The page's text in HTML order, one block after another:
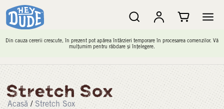
Din cauza cererii crescute, în prezent pot apărea întârzieri temporare în procesarea comenzilor. Vă
mulțumim pentru răbdare și înțelegere.
Stretch Sox
Acasă / Stretch Sox